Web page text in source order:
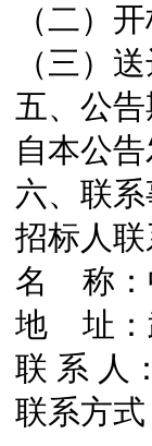
（二）
（三）
五、公
自本公
六、联
招标人
名 称：
地 址：
联 系 人
联系方